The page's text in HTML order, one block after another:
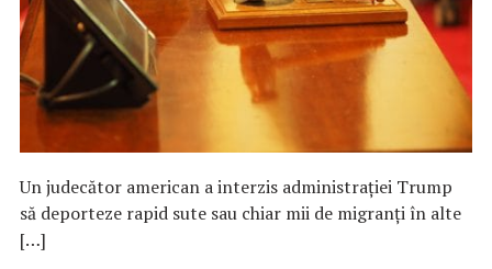
Un judecător american a interzis administraţiei Trump
să deporteze rapid sute sau chiar mii de migranţi în alte
[…]